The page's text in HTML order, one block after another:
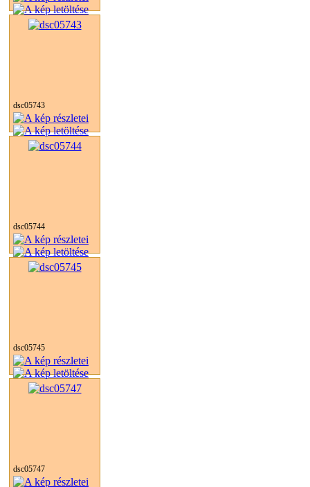
dsc05743
dsc05744
dsc05745
dsc05747